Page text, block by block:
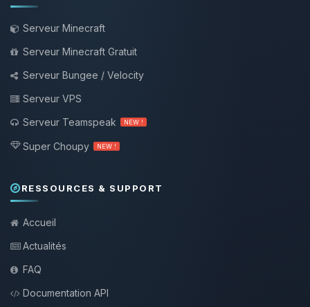
Serveur Minecraft
Serveur Minecraft Gratuit
Serveur Bungee / Velocity
Serveur VPS
Serveur Teamspeak
NEW !
Super Choupy NEW !
RESSOURCES & SUPPORT
Accueil
Actualités
FAQ
Documentation API